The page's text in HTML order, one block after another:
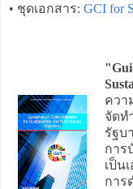
• ชุดเอกสาร: GCI for
ควา
จัดท
รัฐบ
การ
เป็น
กา